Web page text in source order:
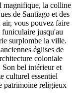
magnifique, la colline
de Santiago et des
air, vous pouvez faire
jusqu'au
surplombe la ville.
églises de
coloniale
Son bel intérieur et
culturel essentiel
patrimoine religieux